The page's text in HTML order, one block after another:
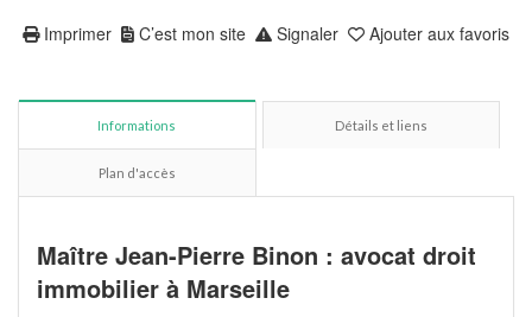
Ajouter aux favoris
Signaler
C’est mon site
Imprimer
Informations Détails et liens
Plan d'accès
Maître Jean-Pierre Binon : avocat droit
immobilier à Marseille